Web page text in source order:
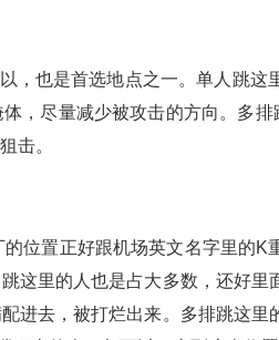
，也是首选地点之一。单人跳这
，尽量减少被攻击的方向。多
击。
位置正好跟机场英文名字里的K
这里的人也是占大多数，还好里
进去，被打烂出来。多排跳这里